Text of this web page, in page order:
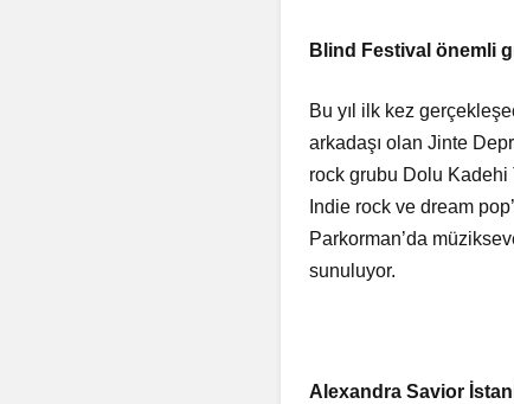
Blind Festival önemli
Bu yıl ilk kez
arkadaşı olan Jinte
rock grubu Dolu Kadehi
Indie rock ve dream
Parkorman’da
sunuluyor.
Alexandra Savior